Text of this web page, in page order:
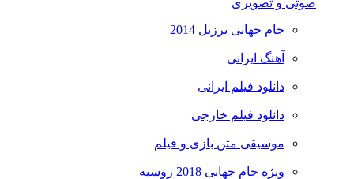
صوتی و تصویری
جام جهانی برزیل 2014
آهنگ ایرانی
دانلود فیلم ایرانی
دانلود فیلم خارجی
موسیقی متن بازی و فیلم
ویژه جام جهانی 2018 روسیه